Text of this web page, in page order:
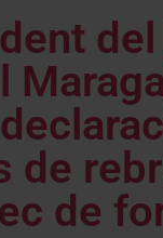
del
de
de